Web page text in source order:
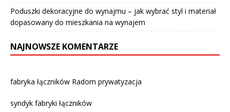
Poduszki dekoracyjne do wynajmu – jak wybrać styl i materiał
dopasowany do mieszkania na wynajem
NAJNOWSZE KOMENTARZE
fabryka łączników Radom prywatyzacja
syndyk fabryki łączników